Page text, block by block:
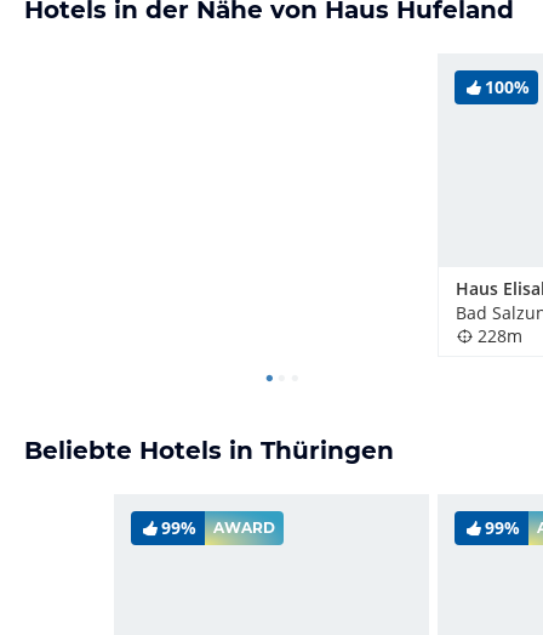
Hotels in der Nähe von Haus Hufeland
100%
Haus
Bad
228m
Beliebte Hotels in Thüringen
99% AWARD 99%